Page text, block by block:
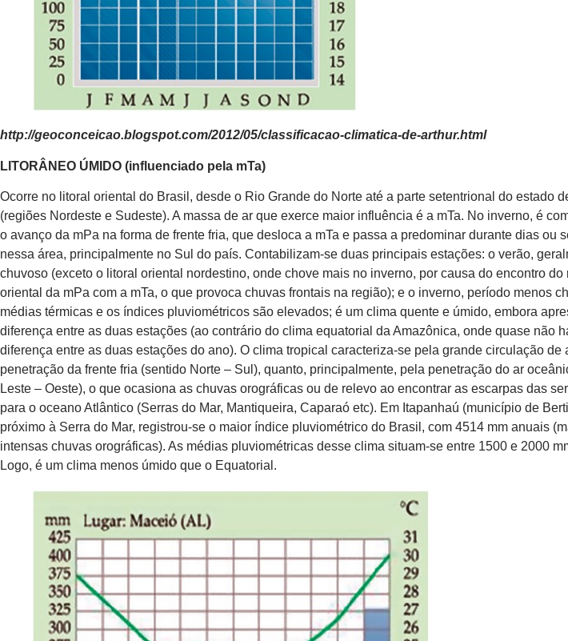
http://geoconceicao.blogspot.com/2012/05/classificacao-climatica-de-arthur.html
LITORÂNEO ÚMIDO (influenciado pela mTa)
Ocorre no litoral oriental do Brasil, desde o Rio Grande do Norte até a parte setentrional do estado
(regiões Nordeste e Sudeste). A massa de ar que exerce maior influência é a mTa. No inverno, é
o avanço da mPa na forma de frente fria, que desloca a mTa e passa a predominar durante dias ou
nessa área, principalmente no Sul do país. Contabilizam-se duas principais estações: o verão,
chuvoso (exceto o litoral oriental nordestino, onde chove mais no inverno, por causa do encontro do
oriental da mPa com a mTa, o que provoca chuvas frontais na região); e o inverno, período menos
médias térmicas e os índices pluviométricos são elevados; é um clima quente e úmido, embora
diferença entre as duas estações (ao contrário do clima equatorial da Amazônica, onde quase não
diferença entre as duas estações do ano). O clima tropical caracteriza-se pela grande circulação de
penetração da frente fria (sentido Norte – Sul), quanto, principalmente, pela penetração do ar
Leste – Oeste), o que ocasiona as chuvas orográficas ou de relevo ao encontrar as escarpas das
para o oceano Atlântico (Serras do Mar, Mantiqueira, Caparaó etc). Em Itapanhaú (município de
próximo à Serra do Mar, registrou-se o maior índice pluviométrico do Brasil, com 4514 mm anuais
intensas chuvas orográficas). As médias pluviométricas desse clima situam-se entre 1500 e 2000
Logo, é um clima menos úmido que o Equatorial.